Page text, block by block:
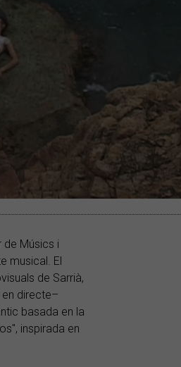
de Músics i
musical. El
de Sarrià,
directe–
basada en la
inspirada en